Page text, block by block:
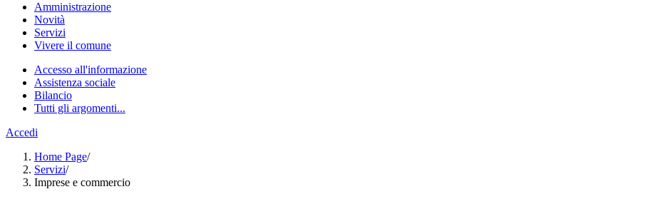
Amministrazione
Novità
Servizi
Vivere il comune
Accesso all'informazione
Assistenza sociale
Bilancio
Tutti gli argomenti...
Accedi
Home Page/
Servizi/
Imprese e commercio